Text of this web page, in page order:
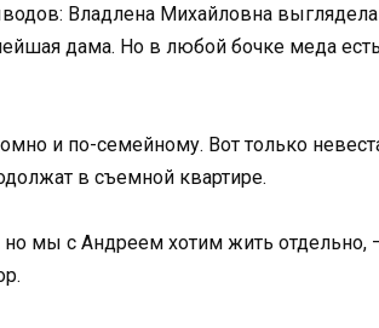
Владлена Михайловна
дама. Но в любой бочке меда
и по-семейному. Вот только
в съемной квартире.
мы с Андреем хотим жить отдельно,